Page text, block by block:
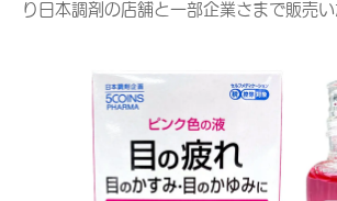
り日本調剤の店舗と一部企業さまで販売い